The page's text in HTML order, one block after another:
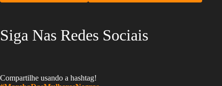
Siga Nas Redes Sociais
Compartilhe usando a hashtag!